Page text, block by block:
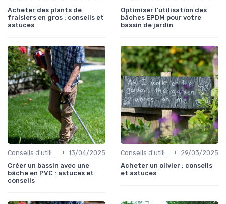
Acheter des plants de
fraisiers en gros : conseils et
astuces
Optimiser l'utilisation des
bâches EPDM pour votre
bassin de jardin
• 13/04/2025
Créer un bassin avec une
bâche en PVC : astuces et
conseils
•
29/03/2025
Acheter un olivier : conseils
et astuces